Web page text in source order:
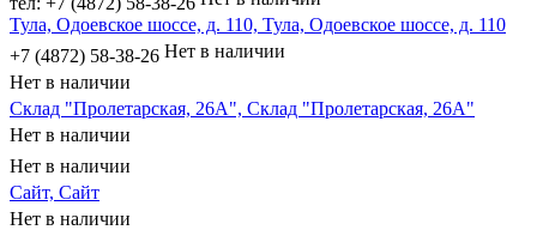
Тула, Одоевское шоссе, д. 110, Тула, Одоевское шоссе, д. 110
+7 (4872) 58-38-26 Нет в наличии
Нет в наличии
Склад "Пролетарская, 26А", Склад "Пролетарская, 26А"
Нет в наличии
Нет в наличии
Сайт, Сайт
Нет в наличии